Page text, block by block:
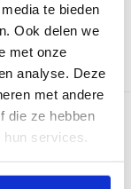
te bieden
Ook delen we
met onze
analyse. Deze
met andere
die ze hebben
services.
met deze
accessoires
aan te steken of
2 meter